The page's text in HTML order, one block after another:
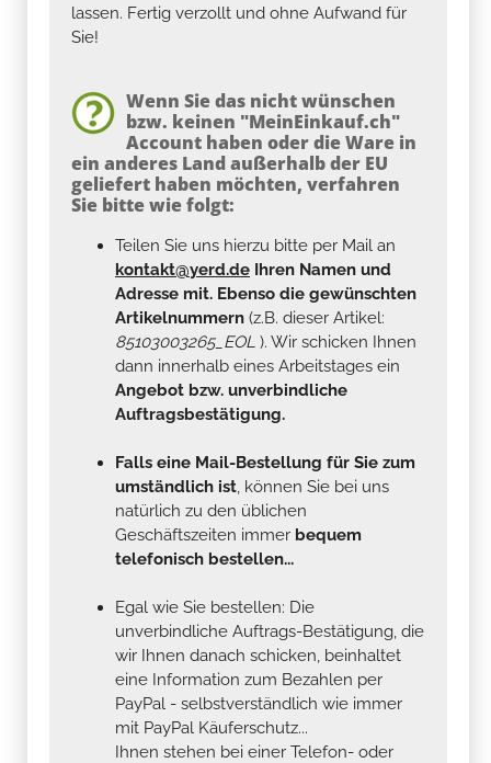
lassen. Fertig verzollt und ohne Aufwand für
Sie!
Wenn Sie das nicht wünschen
bzw. keinen "MeinEinkauf.ch"
Account haben oder die Ware in
ein anderes Land außerhalb der EU
geliefert haben möchten, verfahren
Sie bitte wie folgt:
Teilen Sie uns hierzu bitte per Mail an
kontakt@yerd.de Ihren Namen und
Adresse mit. Ebenso die gewünschten
Artikelnummern (z.B. dieser Artikel:
85103003265_EOL ). Wir schicken Ihnen
dann innerhalb eines Arbeitstages ein
Angebot bzw. unverbindliche
Auftragsbestätigung.
Falls eine Mail-Bestellung für Sie zum
umständlich ist, können Sie bei uns
natürlich zu den üblichen
Geschäftszeiten immer bequem
telefonisch bestellen...
Egal wie Sie bestellen: Die
unverbindliche Auftrags-Bestätigung, die
wir Ihnen danach schicken, beinhaltet
eine Information zum Bezahlen per
PayPal - selbstverständlich wie immer
mit PayPal Käuferschutz...
Ihnen stehen bei einer Telefon- oder